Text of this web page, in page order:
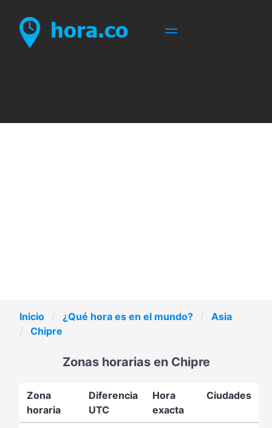
Inicio ¿Qué hora es en el mundo?
Asia
Chipre
Zonas horarias en Chipre
Zona
horaria
Diferencia
UTC
Hora
exacta
Ciudades